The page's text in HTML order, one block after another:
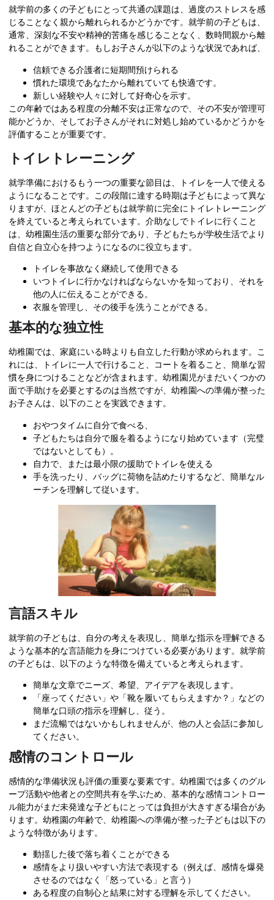
就学前の多くの子どもにとって共通の課題は、過度のストレスを感
じることなく親から離れられるかどうかです。就学前の子どもは、
通常、深刻な不安や精神的苦痛を感じることなく、数時間親から離
れることができます。もしお子さんが以下のような状況であれば、
信頼できる介護者に短期間預けられる
慣れた環境であなたから離れていても快適です。
新しい経験や人々に対して好奇心を示す。
この年齢ではある程度の分離不安は正常なので、その不安が管理可
能かどうか、そしてお子さんがそれに対処し始めているかどうかを
評価することが重要です。
トイレトレーニング
就学準備におけるもう一つの重要な節目は、トイレを一人で使える
ようになることです。この段階に達する時期は子どもによって異な
りますが、ほとんどの子どもは就学前に完全にトイレトレーニング
を終えていると考えられています。介助なしでトイレに行くこと
は、幼稚園生活の重要な部分であり、子どもたちが学校生活でより
自信と自立心を持つようになるのに役立ちます。
トイレを事故なく継続して使用できる
いつトイレに行かなければならないかを知っており、それを
他の人に伝えることができる。
衣服を管理し、その後手を洗うことができる。
基本的な独立性
幼稚園では、家庭にいる時よりも自立した行動が求められます。こ
れには、トイレに一人で行けること、コートを着ること、簡単な習
慣を身につけることなどが含まれます。幼稚園児がまだいくつかの
面で手助けを必要とするのは当然ですが、幼稚園への準備が整った
お子さんは、以下のことを実践できます。
おやつタイムに自分で食べる、
子どもたちは自分で服を着るようになり始めています（完璧
ではないとしても）。
自力で、または最小限の援助でトイレを使える
手を洗ったり、バッグに荷物を詰めたりするなど、簡単なル
ーチンを理解して従います。
言語スキル
就学前の子どもは、自分の考えを表現し、簡単な指示を理解できる
ような基本的な言語能力を身につけている必要があります。就学前
の子どもは、以下のような特徴を備えていると考えられます。
簡単な文章でニーズ、希望、アイデアを表現します。
「座ってください」や「靴を履いてもらえますか？」などの
簡単な口頭の指示を理解し、従う。
まだ流暢ではないかもしれませんが、他の人と会話に参加し
てください。
感情のコントロール
感情的な準備状況も評価の重要な要素です。幼稚園では多くのグル
ープ活動や他者との空間共有を学ぶため、基本的な感情コントロー
ル能力がまだ未発達な子どもにとっては負担が大きすぎる場合があ
ります。幼稚園の年齢で、幼稚園への準備が整った子どもは以下の
ような特徴があります。
動揺した後で落ち着くことができる
感情をより扱いやすい方法で表現する（例えば、感情を爆発
させるのではなく「怒っている」と言う）
ある程度の自制心と結果に対する理解を示してください。